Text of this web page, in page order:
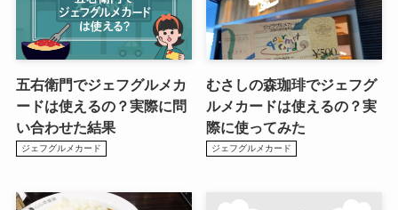
五右衛門でジェフグルメカ
ードは使えるの？実際に問
い合わせた結果
ジェフグルメカード
むさしの森珈琲でジェフグ
ルメカードは使えるの？実
際に使ってみた
ジェフグルメカード